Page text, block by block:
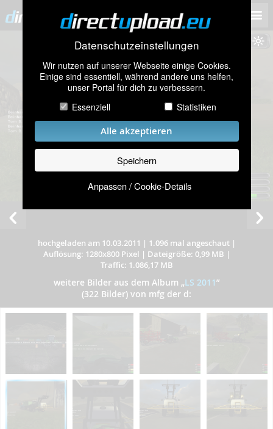
Datenschutzeinstellungen
Wir nutzen auf unserer Webseite einige Cookies.
Einige sind essentiell, während andere uns helfen,
unser Portal für dich zu verbessern.
Essenziell
Statistiken
Alle akzeptieren
Speichern
Anpassen / Cookie-Details
hochgeladen am 10.03.2011 | 1.096 mal angeschaut|
Auflösung: 1280x800 Pixel | Dateigröße: 0,99 MB |
Traffic: 1.086,17 MB
weitere Bilder aus dem Album „LS 2011”
(322 Bilder) von mfg der d: